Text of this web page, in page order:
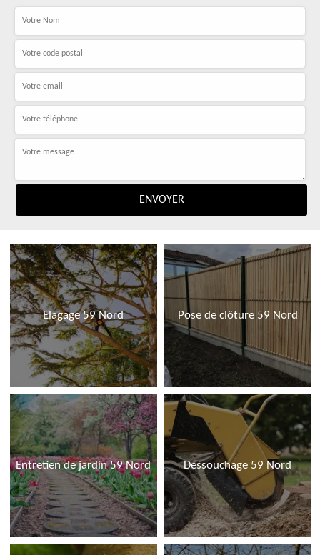
Elagage 59 Nord Pose de clôture 59 Nord
Entretien de jardin 59 Nord Dessouchage 59 Nord